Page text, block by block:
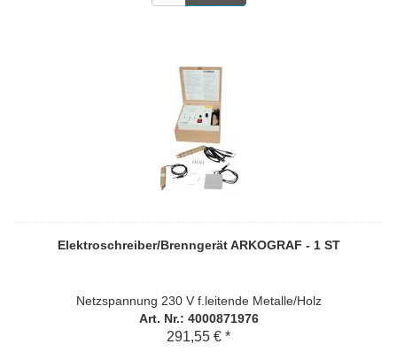
Elektroschreiber/Brenngerät ARKOGRAF - 1 ST
Netzspannung 230 V f.leitende Metalle/Holz
Art. Nr.: 4000871976
291,55 € *